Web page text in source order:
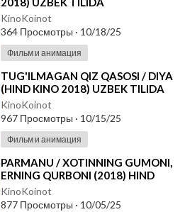
KinoKoinot
364 Просмотры · 10/18/25
Фильм и анимация
⁣TUG'ILMAGAN QIZ QASOSI / DIYA
(HIND KINO 2018) UZBEK TILIDA
KinoKoinot
967 Просмотры · 10/15/25
Фильм и анимация
⁣PARMANU / XOTINNING GUMONI,
ERNING QURBONI (2018) HIND
KINO O'ZBEK TILIDA
KinoKoinot
877 Просмотры · 10/05/25